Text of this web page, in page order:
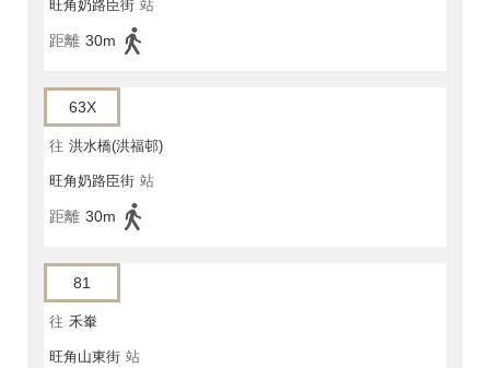
旺角奶路臣街 站
距離 30m
63X
往 洪水橋(洪福邨)
旺角奶路臣街 站
距離 30m
81
往 禾輋
旺角山東街 站